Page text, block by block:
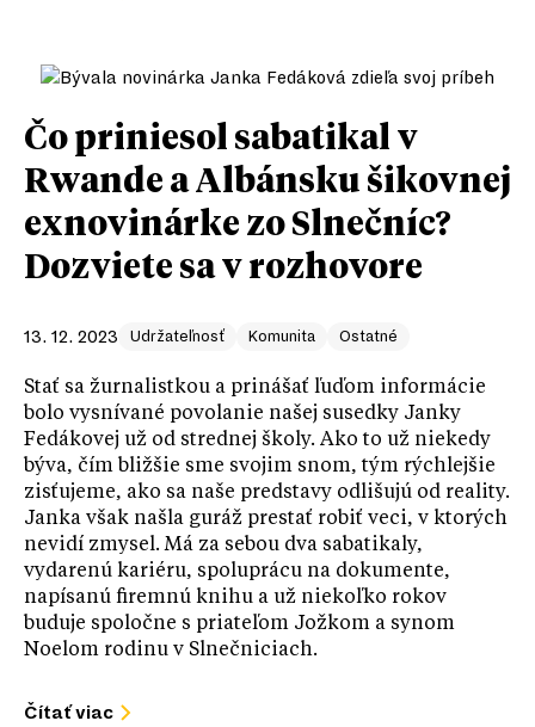
Čo priniesol sabatikal v
Rwande a Albánsku šikovnej
exnovinárke zo Slnečníc?
Dozviete sa v rozhovore
13. 12. 2023 Udržateľnosť Komunita Ostatné
Stať sa žurnalistkou a prinášať ľuďom informácie
bolo vysnívané povolanie našej susedky Janky
Fedákovej už od strednej školy. Ako to už niekedy
býva, čím bližšie sme svojim snom, tým rýchlejšie
zisťujeme, ako sa naše predstavy odlišujú od reality.
Janka však našla guráž prestať robiť veci, v ktorých
nevidí zmysel. Má za sebou dva sabatikaly,
vydarenú kariéru, spoluprácu na dokumente,
napísanú firemnú knihu a už niekoľko rokov
buduje spoločne s priateľom Jožkom a synom
Noelom rodinu v Slnečniciach.
Čítať viac